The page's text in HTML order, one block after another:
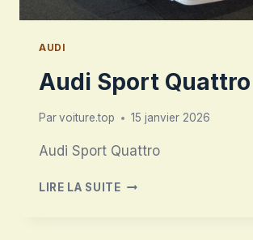
AUDI
Audi Sport Quattro
Parvoiture.top 15 janvier 2026
Audi Sport Quattro
LIRE LA SUITEAUDI